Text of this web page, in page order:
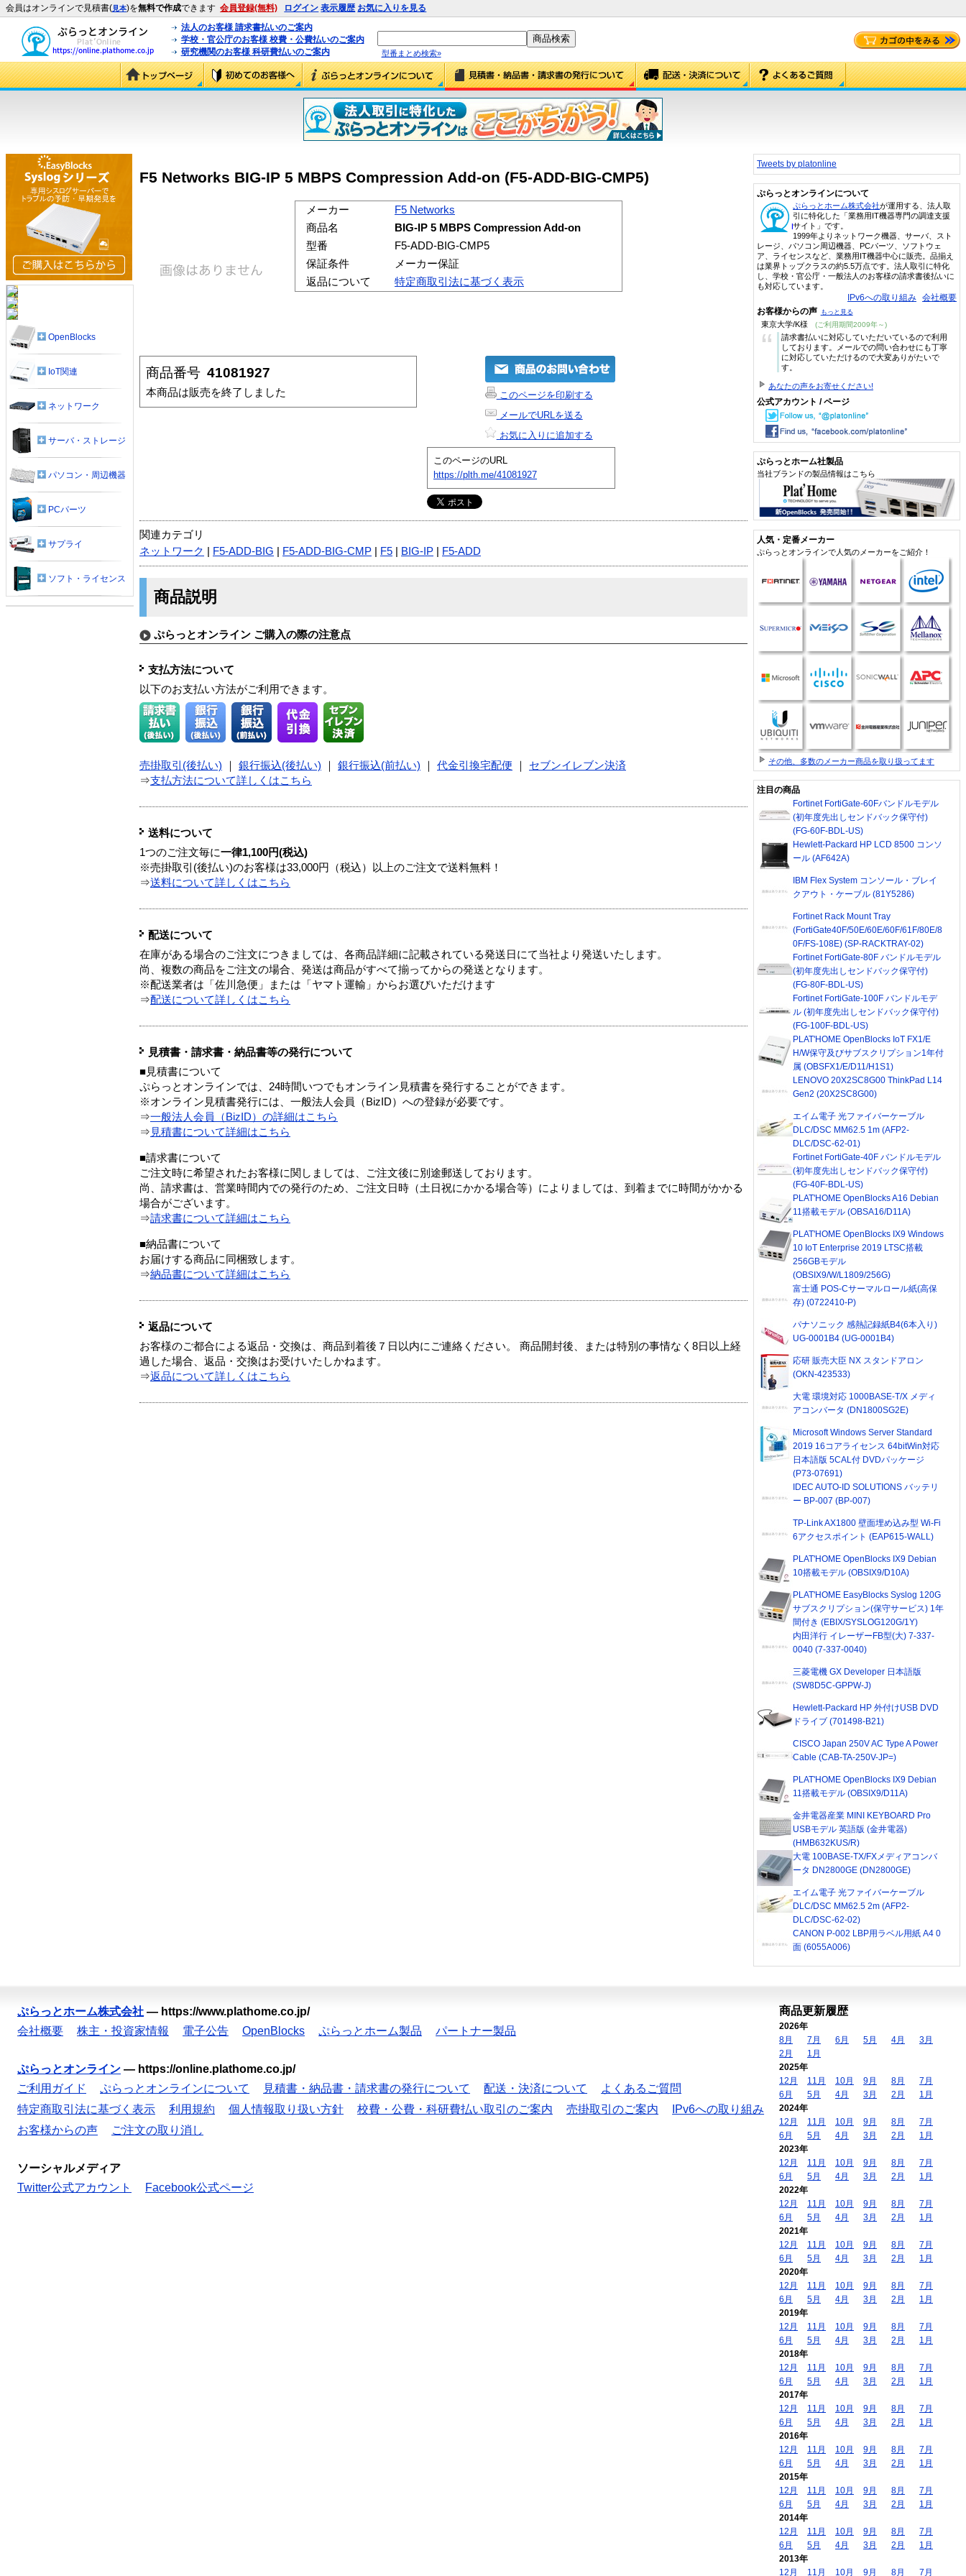
会員はオンラインで見積書(見本)を無料で作成できます 会員登録(無料) ログイン 表示履歴 お気に入りを見る
法人のお客様 請求書払いのご案内
学校・官公庁のお客様 校費・公費払いのご案内
研究機関のお客様 科研費払いのご案内
型番まとめ検索»
F5 Networks BIG-IP 5 MBPS Compression Add-on (F5-ADD-BIG-CMP5)
メーカー
F5 Networks
商品名
BIG-IP 5 MBPS Compression Add-on
型番
F5-ADD-BIG-CMP5
保証条件
メーカー保証
返品について
特定商取引法に基づく表示
商品番号 41081927
本商品は販売を終了しました
このページを印刷する
メールでURLを送る
お気に入りに追加する
このページのURL
https://plth.me/41081927
関連カテゴリ
ネットワーク
F5-ADD-BIG F5-ADD-BIG-CMP F5 BIG-IP F5-ADD
商品説明
ぷらっとオンライン ご購入の際の注意点
支払方法について
以下のお支払い方法がご利用できます。
売掛取引(後払い) 銀行振込(後払い) 銀行振込(前払い) 代金引換宅配便
セブンイレブン決済
⇒支払方法について詳しくはこちら
送料について
1つのご注文毎に一律1,100円(税込)
※売掛取引(後払い)のお客様は33,000円（税込）以上のご注文で送料無料！
⇒送料について詳しくはこちら
配送について
在庫がある場合のご注文につきましては、各商品詳細に記載されている発送日にて当社より発送いたします。
尚、複数の商品をご注文の場合、発送は商品がすべて揃ってからの発送となります。
※配送業者は「佐川急便」または「ヤマト運輸」からお選びいただけます
⇒配送について詳しくはこちら
見積書・請求書・納品書等の発行について
■見積書について
ぷらっとオンラインでは、24時間いつでもオンライン見積書を発行することができます。
※オンライン見積書発行には、一般法人会員（BizID）への登録が必要です。
⇒一般法人会員（BizID）の詳細はこちら
⇒ 見積書について詳細はこちら
■請求書について
ご注文時に希望されたお客様に関しましては、ご注文後に別途郵送しております。
尚、請求書は、営業時間内での発行のため、ご注文日時（土日祝にかかる場合等）によりましては、到着までに時間がかかる
場合がございます。
⇒請求書について詳細はこちら
■納品書について
お届けする商品に同梱致します。
⇒納品書について詳細はこちら
返品について
お客様のご都合による返品・交換は、商品到着後７日以内にご連絡ください。 商品開封後、または特別の事情なく8日以上経
過した場合、返品・交換はお受けいたしかねます。
⇒返品について詳しくはこちら
OpenBlocks
IoT関連
ネットワーク
サーバ・ストレージ
パソコン・周辺機器
PCパーツ
サプライ
ソフト・ライセンス
Tweets by platonline
ぷらっとオンラインについて
ぷらっとホーム株式会社が運用する、法人取
引に特化した「業務用IT機器専門の調達支援
サイト」です。
1999年よりネットワーク機器、サーバ、スト
レージ、パソコン周辺機器、PCパーツ、ソフトウェ
ア、ライセンスなど、業務用IT機器中心に販売。品揃え
は業界トップクラスの約5.5万点です。法人取引に特化
し、学校・官公庁・一般法人のお客様の請求書後払いに
も対応しています。
IPv6への取り組み 会社概要
お客様からの声 もっと見る
東京大学/K様 (ご利用期間2009年～)
“
請求書払いに対応していただいているので利用
しております。メールでの問い合わせにも丁寧
に対応していただけるので大変ありがたいで
す。
あなたの声をお寄せください!
公式アカウント / ページ
ぷらっとホーム社製品
当社ブランドの製品情報はこちら
人気・定番メーカー
ぷらっとオンラインで人気のメーカーをご紹介！
その他、多数のメーカー商品を取り扱ってます
注目の商品
Fortinet FortiGate-60Fバンドルモデル
(初年度先出しセンドバック保守付)
(FG-60F-BDL-US)
Hewlett-Packard HP LCD 8500 コンソ
ール (AF642A)
IBM Flex System コンソール・ブレイ
クアウト・ケーブル (81Y5286)
Fortinet Rack Mount Tray
(FortiGate40F/50E/60E/60F/61F/80E/8
0F/FS-108E) (SP-RACKTRAY-02)
Fortinet FortiGate-80F バンドルモデル
(初年度先出しセンドバック保守付)
(FG-80F-BDL-US)
Fortinet FortiGate-100F バンドルモデ
ル (初年度先出しセンドバック保守付)
(FG-100F-BDL-US)
PLAT'HOME OpenBlocks IoT FX1/E
H/W保守及びサブスクリプション1年付
属 (OBSFX1/E/D11/H1S1)
LENOVO 20X2SC8G00 ThinkPad L14
Gen2 (20X2SC8G00)
エイム電子 光ファイバーケーブル
DLC/DSC MM62.5 1m (AFP2-
DLC/DSC-62-01)
Fortinet FortiGate-40F バンドルモデル
(初年度先出しセンドバック保守付)
(FG-40F-BDL-US)
PLAT'HOME OpenBlocks A16 Debian
11搭載モデル (OBSA16/D11A)
PLAT'HOME OpenBlocks IX9 Windows
10 IoT Enterprise 2019 LTSC搭載
256GBモデル
(OBSIX9/W/L1809/256G)
富士通 POS-Cサーマルロール紙(高保
存) (0722410-P)
パナソニック 感熱記録紙B4(6本入り)
UG-0001B4 (UG-0001B4)
応研 販売大臣 NX スタンドアロン
(OKN-423533)
大電 環境対応 1000BASE-T/X メディ
アコンバータ (DN1800SG2E)
Microsoft Windows Server Standard
2019 16コアライセンス 64bitWin対応
日本語版 5CAL付 DVDパッケージ
(P73-07691)
IDEC AUTO-ID SOLUTIONS バッテリ
ー BP-007 (BP-007)
TP-Link AX1800 壁面埋め込み型 Wi-Fi
6アクセスポイント (EAP615-WALL)
PLAT'HOME OpenBlocks IX9 Debian
10搭載モデル (OBSIX9/D10A)
PLAT'HOME EasyBlocks Syslog 120G
サブスクリプション(保守サービス) 1年
間付き (EBIX/SYSLOG120G/1Y)
内田洋行 イレーザーFB型(大) 7-337-
0040 (7-337-0040)
三菱電機 GX Developer 日本語版
(SW8D5C-GPPW-J)
Hewlett-Packard HP 外付けUSB DVD
ドライブ (701498-B21)
CISCO Japan 250V AC Type A Power
Cable (CAB-TA-250V-JP=)
PLAT'HOME OpenBlocks IX9 Debian
11搭載モデル (OBSIX9/D11A)
金井電器産業 MINI KEYBOARD Pro
USBモデル 英語版 (金井電器)
(HMB632KUS/R)
大電 100BASE-TX/FXメディアコンバ
ータ DN2800GE (DN2800GE)
エイム電子 光ファイバーケーブル
DLC/DSC MM62.5 2m (AFP2-
DLC/DSC-62-02)
CANON P-002 LBP用ラベル用紙 A4 0
面 (6055A006)
ぷらっとホーム株式会社 — https://www.plathome.co.jp/
会社概要
株主・投資家情報 電子公告 OpenBlocks ぷらっとホーム製品 パートナー製品
ぷらっとオンライン — https://online.plathome.co.jp/
ご利用ガイド
ぷらっとオンラインについて 見積書・納品書・請求書の発行について 配送・決済について
よくあるご質問
特定商取引法に基づく表示
利用規約 個人情報取り扱い方針 校費・公費・科研費払い取引のご案内 売掛取引のご案内
IPv6への取り組み
お客様からの声
ご注文の取り消し
ソーシャルメディア
Twitter公式アカウント
Facebook公式ページ
商品更新履歴
2026年
8月
7月 6月 5月 4月
3月
2月
1月
2025年
12月
11月 10月 9月 8月
7月
6月
5月 4月 3月 2月
1月
2024年
12月
11月 10月 9月 8月
7月
6月
5月 4月 3月 2月
1月
2023年
12月
11月 10月 9月 8月
7月
6月
5月 4月 3月 2月
1月
2022年
12月
11月 10月 9月 8月
7月
6月
5月 4月 3月 2月
1月
2021年
12月
11月 10月 9月 8月
7月
6月
5月 4月 3月 2月
1月
2020年
12月
11月 10月 9月 8月
7月
6月
5月 4月 3月 2月
1月
2019年
12月
11月 10月 9月 8月
7月
6月
5月 4月 3月 2月
1月
2018年
12月
11月 10月 9月 8月
7月
6月
5月 4月 3月 2月
1月
2017年
12月
11月 10月 9月 8月
7月
6月
5月 4月 3月 2月
1月
2016年
12月
11月 10月 9月 8月
7月
6月
5月 4月 3月 2月
1月
2015年
12月
11月 10月 9月 8月
7月
6月
5月 4月 3月 2月
1月
2014年
12月
11月 10月 9月 8月
7月
6月
5月 4月 3月 2月
1月
2013年
12月
11月 10月 9月 8月 7月